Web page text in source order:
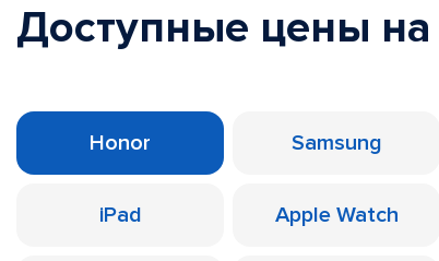
Доступные цены
Honor Samsung
iPad Apple Watch